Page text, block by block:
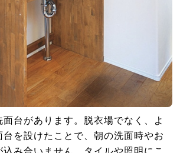
台があります。脱衣場でなく、よ
台を設けたことで、朝の洗面時やお
み合いません。タイルや照明にこ